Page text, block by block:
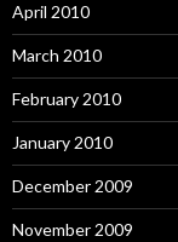
April 2010
March 2010
February 2010
January 2010
December 2009
November 2009